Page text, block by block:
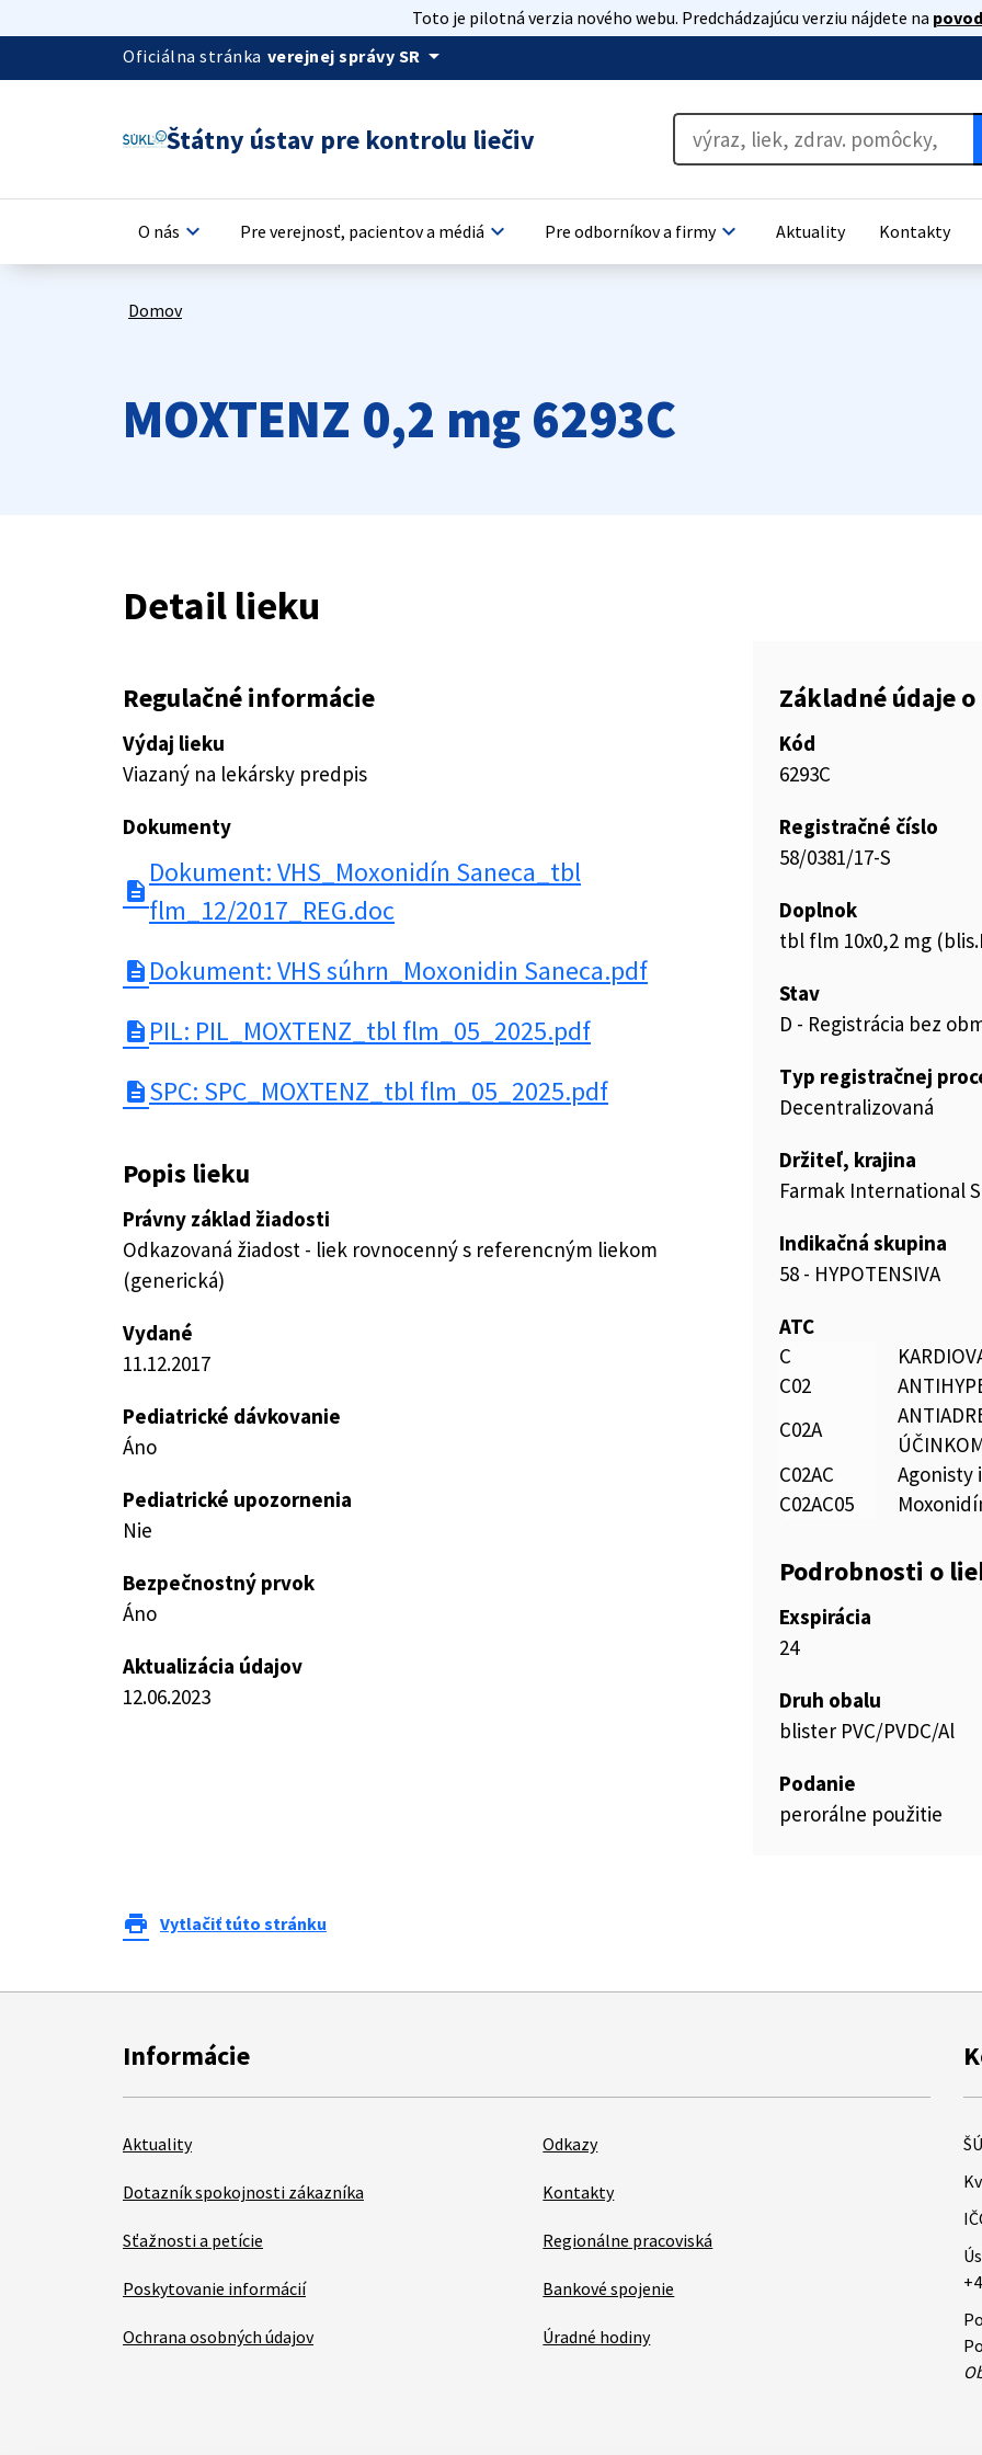
Toto je pilotná verzia nového webu. Predchádzajúcu verziu nájdete na
Oficiálna stránka verejnej správy SR arrow_drop_down
Štátny ústav pre kontrolu liečiv
O nás keyboard_arrow_down Pre verejnosť, pacientov a médiá keyboard_arrow_down Pre odborníkov a firmykeyboard_arrow_down Aktuality Kontakty
Domov
MOXTENZ 0,2 mg 6293C
Detail lieku
Regulačné informácie
Výdaj lieku
Viazaný na lekársky predpis
Dokumenty
description
Dokument: VHS_Moxonidín Saneca_tbl
flm_12/2017_REG.doc
description Dokument: VHS súhrn_Moxonidin Saneca.pdf
description PIL: PIL_MOXTENZ_tbl flm_05_2025.pdf
description SPC: SPC_MOXTENZ_tbl flm_05_2025.pdf
Popis lieku
Právny základ žiadosti
Odkazovaná žiadost - liek rovnocenný s referencným liekom
(generická)
Vydané
11.12.2017
Pediatrické dávkovanie
Áno
Pediatrické upozornenia
Nie
Bezpečnostný prvok
Áno
Aktualizácia údajov
12.06.2023
Základné údaje
Kód
6293C
Registračné číslo
58/0381/17-S
Doplnok
tbl flm 10x0,2 mg
Stav
D - Registrácia bez
Typ registračnej
Decentralizovaná
Držiteľ, krajina
Farmak International
Indikačná skupina
58 - HYPOTENSIVA
ATC
C
C02
C02A
C02AC
Agonisty
C02AC05
Podrobnosti o
Exspirácia
24
Druh obalu
blister PVC/PVDC/Al
Podanie
perorálne použitie
print Vytlačiť túto stránku
Informácie
Aktuality
Dotazník spokojnosti zákazníka
Sťažnosti a petície
Poskytovanie informácií
Ochrana osobných údajov
Odkazy
Kontakty
Regionálne pracoviská
Bankové spojenie
Úradné hodiny